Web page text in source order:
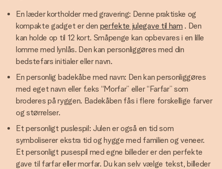
En læder kortholder med gravering: Denne praktiske og
kompakte gadget er den perfekte julegave til ham . Den
kan holde op til 12 kort. Småpenge kan opbevares i en lille
lomme med lynlås. Den kan personliggøres med din
bedstefars initialer eller navn.
En personlig badekåbe med navn: Den kan personliggøres
med eget navn eller f.eks “Morfar” eller “Farfar” som
broderes på ryggen. Badekåben fås i flere forskellige farver
og størrelser.
Et personligt puslespil: Julen er også en tid som
symboliserer ekstra tid og hygge med familien og veneer.
Et personligt pusespil med egne billeder er den perfekte
gave til farfar eller morfar. Du kan selv vælge tekst, billeder